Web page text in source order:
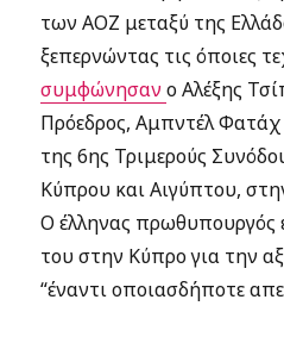
των ΑΟΖ μεταξύ της
ξεπερνώντας τις όποιες
συμφώνησανο Αλέξης
Πρόεδρος, Αμπντέλ Φατάχ
της 6ης Τριμερούς
Κύπρου και Αιγύπτου,
Ο έλληνας πρωθυπουργός
του στην Κύπρο για την
“έναντι οποιασδήποτε